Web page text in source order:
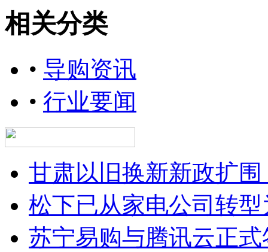
相关分类
• 导购资讯
• 行业要闻
甘肃以旧换新新政扩
松下已从家电公司转
苏宁易购与腾讯云正